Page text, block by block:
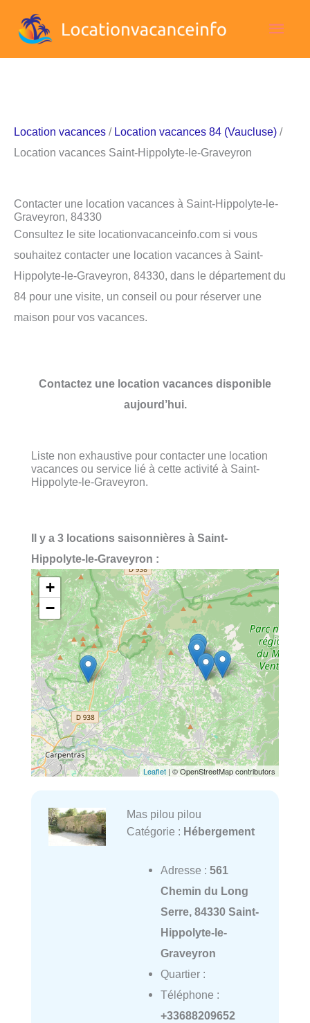
Location vacances / Location vacances 84 (Vaucluse) /
Location vacances Saint-Hippolyte-le-Graveyron
Contacter une location vacances à Saint-Hippolyte-le-
Graveyron, 84330
Consultez le site locationvacanceinfo.com si vous
souhaitez contacter une location vacances à Saint-
Hippolyte-le-Graveyron, 84330, dans le département du
84 pour une visite, un conseil ou pour réserver une
maison pour vos vacances.
Contactez une location vacances disponible
aujourd’hui.
Liste non exhaustive pour contacter une location
vacances ou service lié à cette activité à Saint-
Hippolyte-le-Graveyron.
Il y a 3 locations saisonnières à Saint-
Hippolyte-le-Graveyron :
+
−
Leaflet | © OpenStreetMap contributors
Mas pilou pilou
Catégorie : Hébergement
Adresse : 561
Chemin du Long
Serre, 84330 Saint-
Hippolyte-le-
Graveyron
Quartier :
Téléphone :
+33688209652